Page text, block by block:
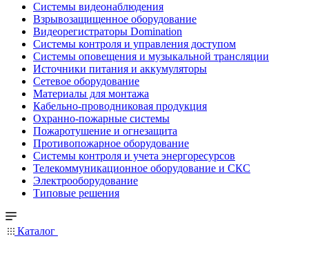
Системы видеонаблюдения
Взрывозащищенное оборудование
Видеорегистраторы Domination
Системы контроля и управления доступом
Системы оповещения и музыкальной трансляции
Источники питания и аккумуляторы
Сетевое оборудование
Материалы для монтажа
Кабельно-проводниковая продукция
Охранно-пожарные системы
Пожаротушение и огнезащита
Противопожарное оборудование
Системы контроля и учета энергоресурсов
Телекоммуникационное оборудование и СКС
Электрооборудование
Типовые решения
Каталог